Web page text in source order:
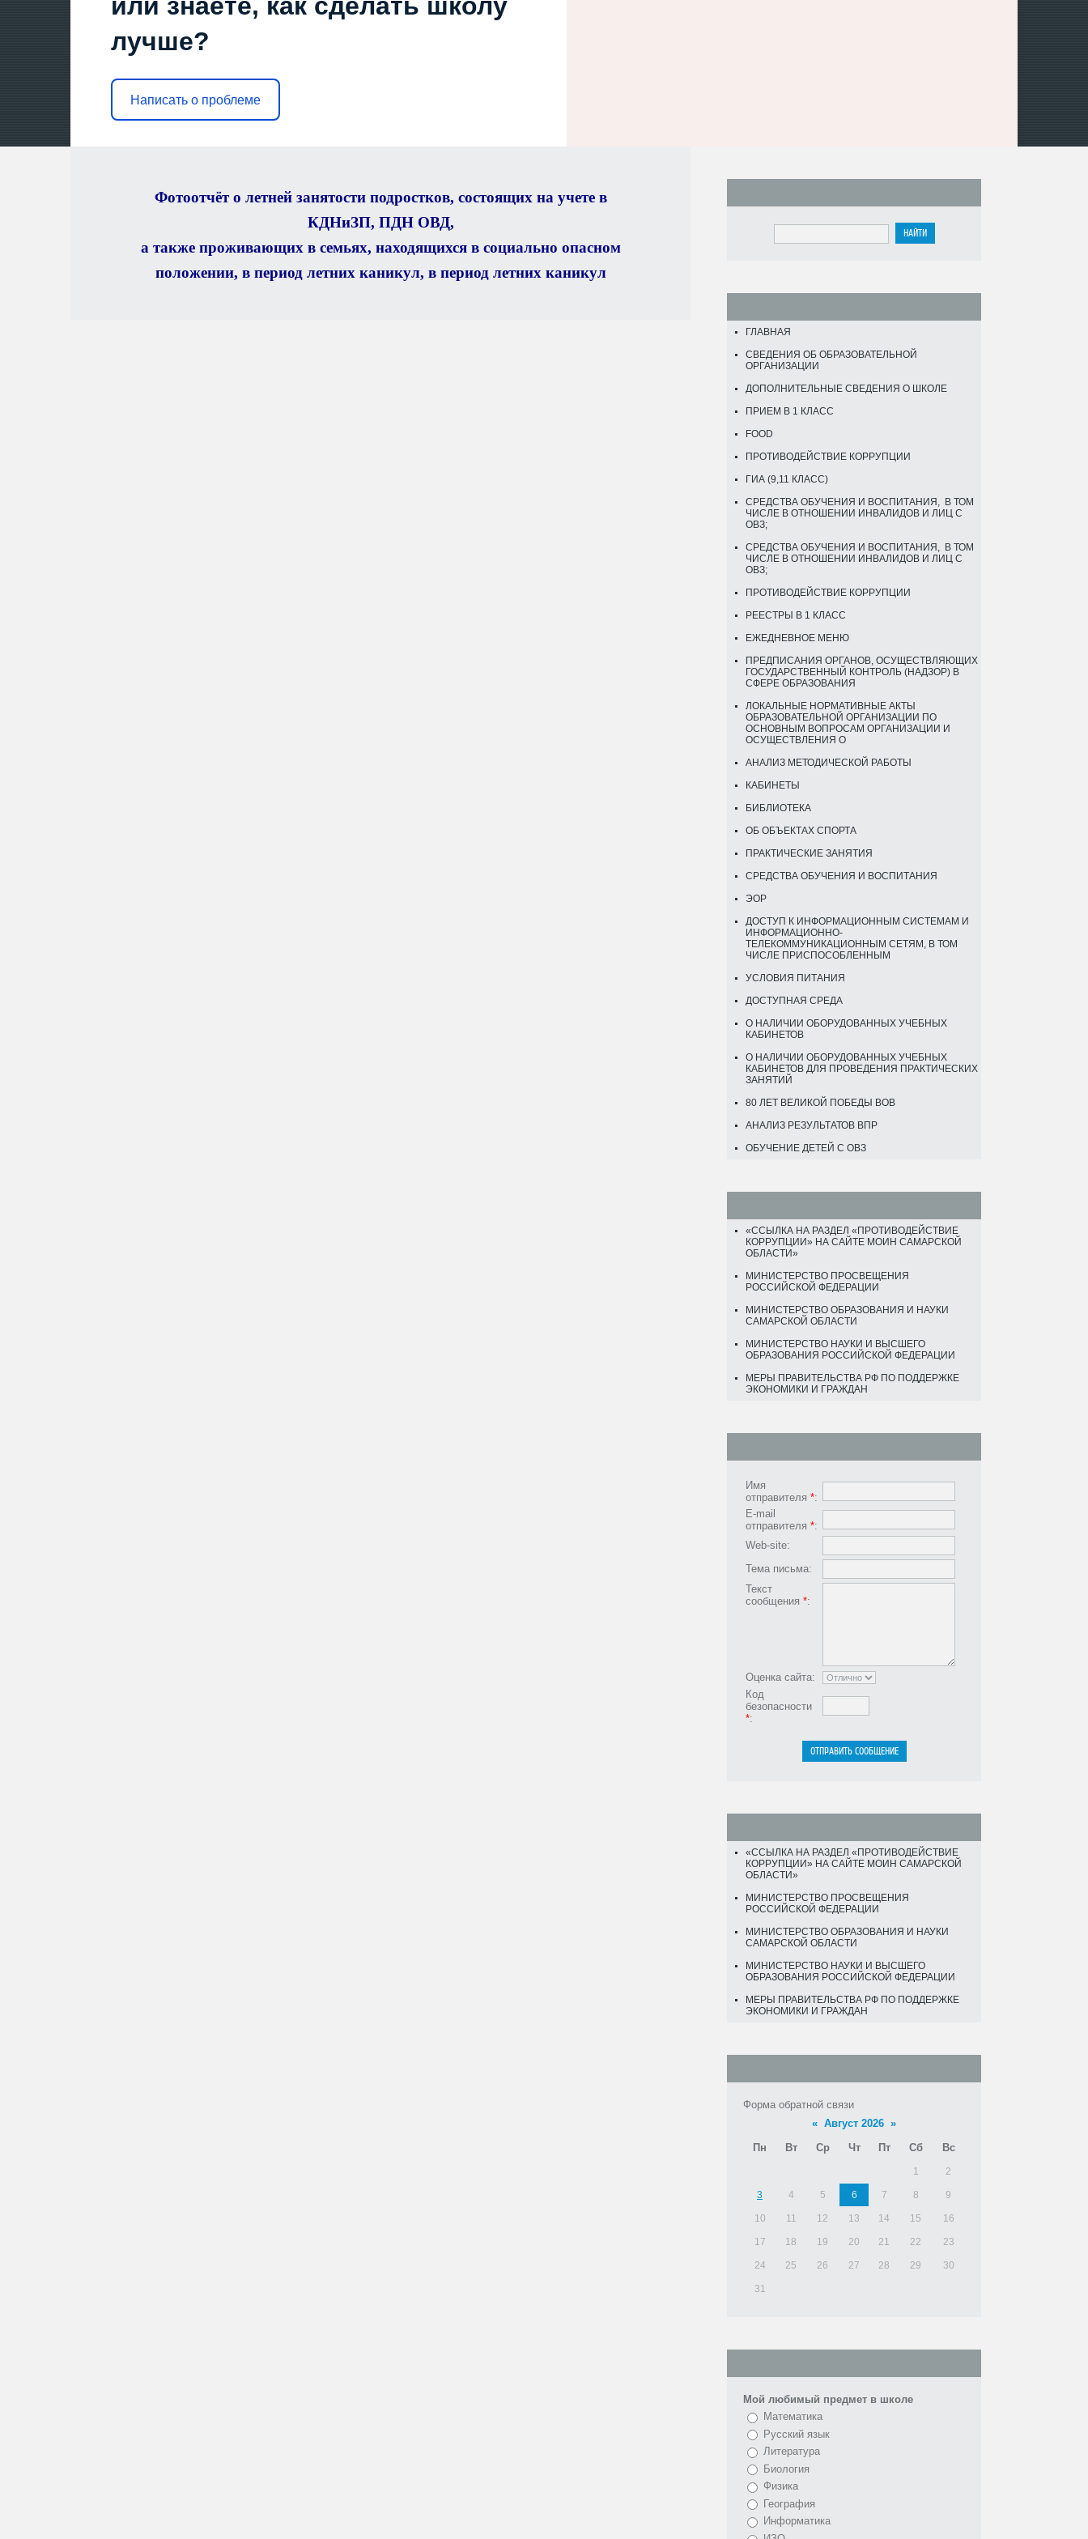
РЕЕСТРЫ В 1 КЛАСС ЕЖЕДНЕВНОЕ МЕНЮ
ПРЕДПИСАНИЯ ОРГАНОВ, ОСУЩЕСТВЛЯЮЩИХ ГОСУДАРСТВЕННЫЙ КОНТРОЛЬ (НАДЗОР) В СФЕРЕ ОБРАЗОВАНИЯ
АНАЛИЗ МЕТОДИЧЕСКОЙ РАБОТЫ КАБИНЕТЫ
СРЕДСТВА ОБУЧЕНИЯ И ВОСПИТАНИЯ ЭОР
лучше?
Написать о проблеме
Фотоотчёт о летней занятости подростков, состоящих на учете в
КДНиЗП, ПДН ОВД,
а также проживающих в семьях, находящихся в социально опасном
положении, в период летних каникул, в период летних каникул
ГЛАВНАЯ
СВЕДЕНИЯ ОБ ОБРАЗОВАТЕЛЬНОЙ
ОРГАНИЗАЦИИ
ДОПОЛНИТЕЛЬНЫЕ СВЕДЕНИЯ О ШКОЛЕ
ПРИЕМ В 1 КЛАСС
FOOD
ПРОТИВОДЕЙСТВИЕ КОРРУПЦИИ
ГИА (9,11 КЛАСС)
СРЕДСТВА ОБУЧЕНИЯ И ВОСПИТАНИЯ, В ТОМ
ЧИСЛЕ В ОТНОШЕНИИ ИНВАЛИДОВ И ЛИЦ С
ОВЗ;
СРЕДСТВА ОБУЧЕНИЯ И ВОСПИТАНИЯ, В ТОМ
ЧИСЛЕ В ОТНОШЕНИИ ИНВАЛИДОВ И ЛИЦ С
ОВЗ;
ПРОТИВОДЕЙСТВИЕ КОРРУПЦИИ
РЕЕСТРЫ В 1 КЛАСС
ЕЖЕДНЕВНОЕ МЕНЮ
ПРЕДПИСАНИЯ ОРГАНОВ, ОСУЩЕСТВЛЯЮЩИХ
ГОСУДАРСТВЕННЫЙ КОНТРОЛЬ (НАДЗОР) В
СФЕРЕ ОБРАЗОВАНИЯ
ЛОКАЛЬНЫЕ НОРМАТИВНЫЕ АКТЫ
ОБРАЗОВАТЕЛЬНОЙ ОРГАНИЗАЦИИ ПО
ОСНОВНЫМ ВОПРОСАМ ОРГАНИЗАЦИИ И
ОСУЩЕСТВЛЕНИЯ О
АНАЛИЗ МЕТОДИЧЕСКОЙ РАБОТЫ
КАБИНЕТЫ
БИБЛИОТЕКА
ОБ ОБЪЕКТАХ СПОРТА
ПРАКТИЧЕСКИЕ ЗАНЯТИЯ
СРЕДСТВА ОБУЧЕНИЯ И ВОСПИТАНИЯ
ЭОР
ДОСТУП К ИНФОРМАЦИОННЫМ СИСТЕМАМ И
ИНФОРМАЦИОННО-
ТЕЛЕКОММУНИКАЦИОННЫМ СЕТЯМ, В ТОМ
ЧИСЛЕ ПРИСПОСОБЛЕННЫМ
УСЛОВИЯ ПИТАНИЯ
ДОСТУПНАЯ СРЕДА
О НАЛИЧИИ ОБОРУДОВАННЫХ УЧЕБНЫХ
КАБИНЕТОВ
О НАЛИЧИИ ОБОРУДОВАННЫХ УЧЕБНЫХ
КАБИНЕТОВ ДЛЯ ПРОВЕДЕНИЯ ПРАКТИЧЕСКИХ
ЗАНЯТИЙ
80 ЛЕТ ВЕЛИКОЙ ПОБЕДЫ ВОВ
АНАЛИЗ РЕЗУЛЬТАТОВ ВПР
ОБУЧЕНИЕ ДЕТЕЙ С ОВЗ
«ССЫЛКА НА РАЗДЕЛ «ПРОТИВОДЕЙСТВИЕ
КОРРУПЦИИ» НА САЙТЕ МОИН САМАРСКОЙ
ОБЛАСТИ»
МИНИСТЕРСТВО ПРОСВЕЩЕНИЯ
РОССИЙСКОЙ ФЕДЕРАЦИИ
МИНИСТЕРСТВО ОБРАЗОВАНИЯ И НАУКИ
САМАРСКОЙ ОБЛАСТИ
МИНИСТЕРСТВО НАУКИ И ВЫСШЕГО
ОБРАЗОВАНИЯ РОССИЙСКОЙ ФЕДЕРАЦИИ
МЕРЫ ПРАВИТЕЛЬСТВА РФ ПО ПОДДЕРЖКЕ
ЭКОНОМИКИ И ГРАЖДАН
Имя
отправителя *:
E-mail
отправителя *:
Web-site:
Тема письма:
Текст
сообщения *:
Оценка сайта:
Код
безопасности
*:
«ССЫЛКА НА РАЗДЕЛ «ПРОТИВОДЕЙСТВИЕ
КОРРУПЦИИ» НА САЙТЕ МОИН САМАРСКОЙ
ОБЛАСТИ»
МИНИСТЕРСТВО ПРОСВЕЩЕНИЯ
РОССИЙСКОЙ ФЕДЕРАЦИИ
МИНИСТЕРСТВО ОБРАЗОВАНИЯ И НАУКИ
САМАРСКОЙ ОБЛАСТИ
МИНИСТЕРСТВО НАУКИ И ВЫСШЕГО
ОБРАЗОВАНИЯ РОССИЙСКОЙ ФЕДЕРАЦИИ
МЕРЫ ПРАВИТЕЛЬСТВА РФ ПО ПОДДЕРЖКЕ
ЭКОНОМИКИ И ГРАЖДАН
Форма обратной связи
« Август 2026 »
Пн
Вт Ср Чт Пт Сб Вс
1 2
3 4 5 6 7 8 9
10 11 12 13 14 15 16
17 18 19 20 21 22 23
24 25 26 27 28 29 30
31
Мой любимый предмет в школе
Математика
Русский язык
Литература
Биология
Физика
География
Информатика